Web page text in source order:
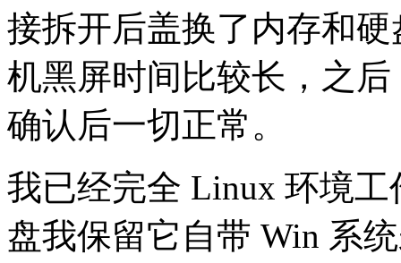
接拆开后盖换了内存和
机黑屏时间比较长，之
确认后一切正常。
我已经完全 Linux 环境
盘我保留它自带 Win 系